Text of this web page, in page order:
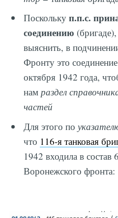
Посколькуп.п.с.
соединению
выяснить, в
Фронту это
октября 1942 года,
намраздел
частей
Для этого по
что 116-я танковая
1942 входила в состав
Воронежского фронта: